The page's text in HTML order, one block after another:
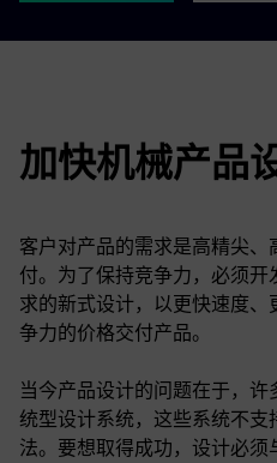
加快机械产品
客户对产品的需求是高精尖
付。为了保持竞争力，必须
求的新式设计，以更快速度
争力的价格交付产品。
当今产品设计的问题在于，
统型设计系统，这些系统不
法。要想取得成功，设计必